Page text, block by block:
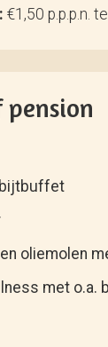
€1,50 p.p.p.n.
oliemolen
met o.a.